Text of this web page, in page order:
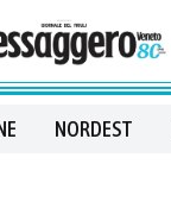
NORDEST